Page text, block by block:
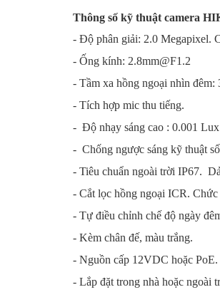
Thông số kỹ thuật camera
- Độ phân giải: 2.0 Megapixel.
- Ống kính: 2.8mm@F1.2
- Tầm xa hồng ngoại nhìn đêm:
- Tích hợp mic thu tiếng.
- Độ nhạy sáng cao : 0.001
- Chống ngược sáng kỹ thuật
- Tiêu chuẩn ngoài trời IP67.
- Cắt lọc hồng ngoại ICR.
- Tự điều chỉnh chế độ ngày
- Kèm chân đế, màu trắng.
- Nguồn cấp 12VDC hoặc PoE.
- Lắp đặt trong nhà hoặc ngoài